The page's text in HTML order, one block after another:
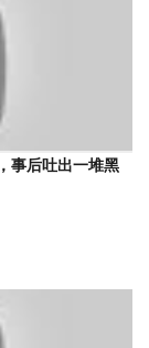
事后吐出一堆黑